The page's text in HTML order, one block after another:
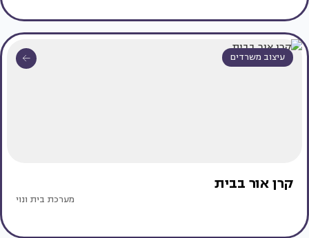
עיצוב משרדים
קרן אור בבית
מערכת בית ונוי